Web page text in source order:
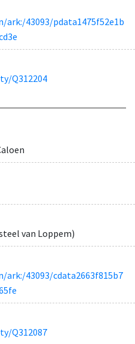
43093/pdata1475f52e1b
Q312204
van Loppem)
43093/cdata2663f815b7
Q312087